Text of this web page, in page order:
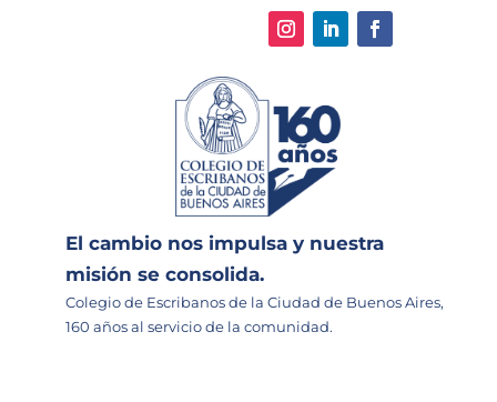
El cambio nos impulsa y nuestra
misión se consolida.
Colegio de Escribanos de la Ciudad de Buenos Aires,
160 años al servicio de la comunidad.